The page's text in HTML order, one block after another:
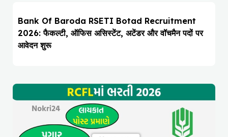
Bank Of Baroda RSETI Botad Recruitment
2026: फैकल्टी, ऑफिस असिस्टेंट, अटेंडर और वॉचमैन पदों पर
आवेदन शुरू